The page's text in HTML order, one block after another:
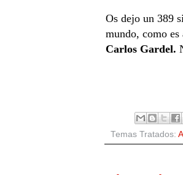
Os dejo un 389
mundo, como es
Carlos Gardel.
Temas Tratados: